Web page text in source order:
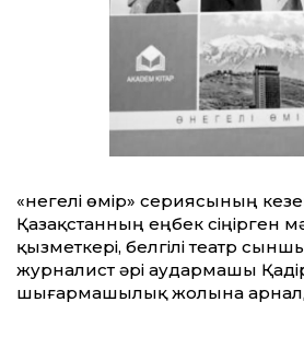
«Өнегелі өмір» сериясының
Қазақстанның еңбек сіңірген
қызметкері, белгілі театр
журналист әрі аудармашы
шығармашылық жолына